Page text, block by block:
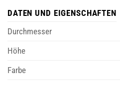
DATEN UND EIGENSCHAFTEN
Durchmesser
Höhe
Farbe